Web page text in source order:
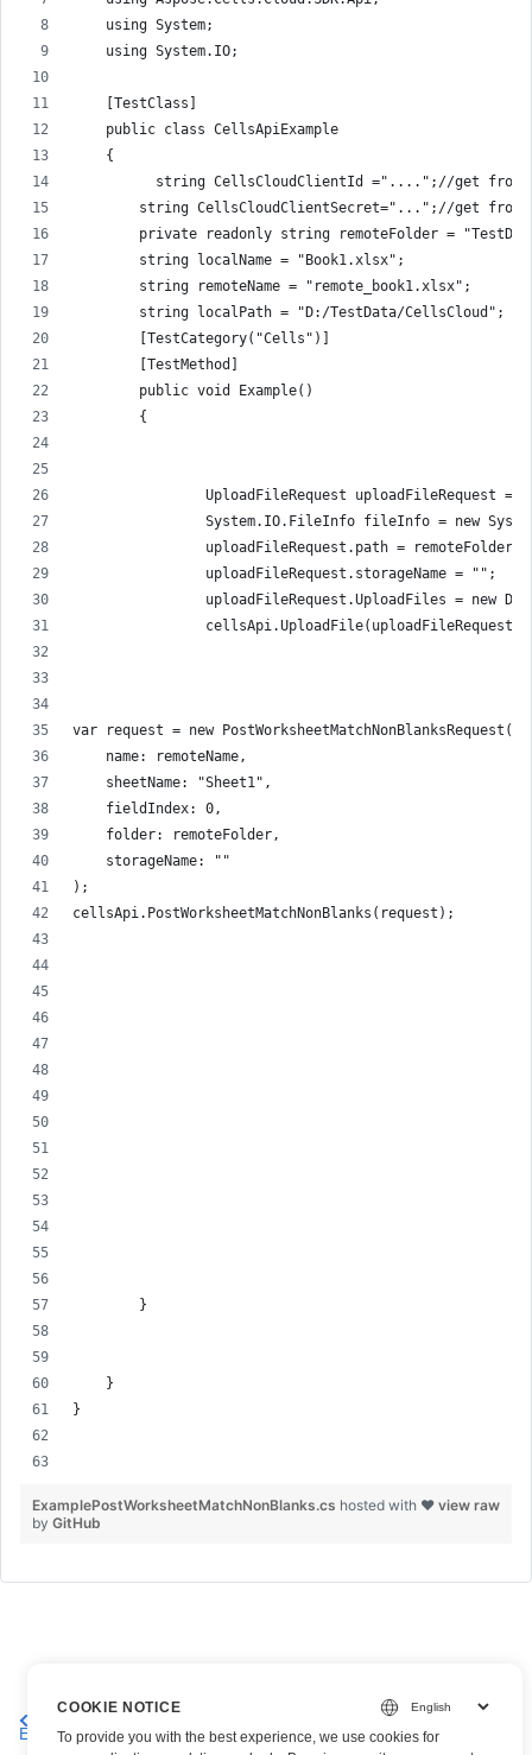
    using System;
    using System.IO;
    [TestClass]
    public class CellsApiExample
    {
string CellsCloudClientId ="....";//get
string CellsCloudClientSecret="...";//get
private readonly string remoteFolder =
        string localName = "Book1.xlsx";
        string remoteName = "remote_book1.xlsx";
        string localPath = "D:/TestData/CellsCloud";
        [TestCategory("Cells")]
        [TestMethod]
        public void Example()
        {
UploadFileRequest uploadFileRequest =
System.IO.FileInfo fileInfo = new
uploadFileRequest.path = remoteFolder
                uploadFileRequest.storageName = "";
uploadFileRequest.UploadFiles = new
                cellsApi.UploadFile(uploadFileRequest);
var request = new PostWorksheetMatchNonBlanksRequest(
    name: remoteName,
    sheetName: "Sheet1",
    fieldIndex: 0,
    folder: remoteFolder,
    storageName: ""
);
cellsApi.PostWorksheetMatchNonBlanks(request);
        }
    }
}
view raw
ExamplePostWorksheetMatchNonBlanks.cs hosted with ❤
by GitHub
Agregue los 10 elementos principales en una hoja de trabajo
Excel
COOKIE NOTICE
To provide you with the best experience, we use cookies for